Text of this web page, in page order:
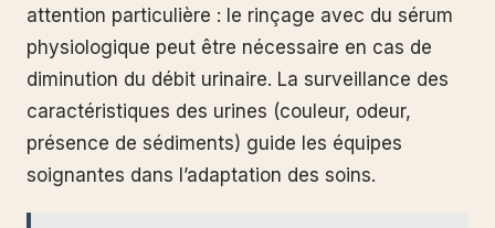
attention particulière : le rinçage avec du sérum
physiologique peut être nécessaire en cas de
diminution du débit urinaire. La surveillance des
caractéristiques des urines (couleur, odeur,
présence de sédiments) guide les équipes
soignantes dans l’adaptation des soins.